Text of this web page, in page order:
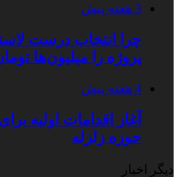
3 هفته پیش
چرا انتخاب درست
پروژه را میلیون‌ها
4 هفته پیش
آغاز اقدامات اولیه
حوزه زلزله
دیگر اخبار